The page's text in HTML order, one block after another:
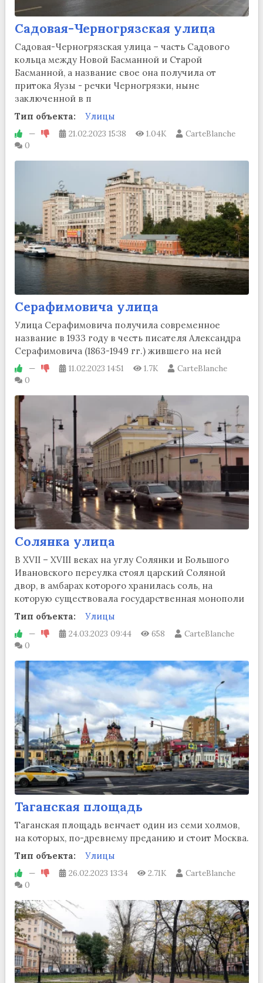
Садовая-Черногрязская улица
Садовая-Черногрязская улица – часть Садового
кольца между Новой Басманной и Старой
Басманной, а название свое она получила от
притока Яузы - речки Черногрязки, ныне
заключенной в п
Тип объекта:
Улицы
— 21.02.2023 15:38 1.04K
CarteBlanche
0
Серафимовича улица
Улица Серафимовича получила современное
название в 1933 году в честь писателя Александра
Серафимовича (1863-1949 гг.) жившего на ней
— 11.02.2023 14:51 1.7K
CarteBlanche
0
Солянка улица
В XVII – XVIII веках на углу Солянки и Большого
Ивановского переулка стоял царский Соляной
двор, в амбарах которого хранилась соль, на
которую существовала государственная монополи
Тип объекта:
Улицы
— 24.03.2023 09:44 658
CarteBlanche
0
Таганская площадь
Таганская площадь венчает один из семи холмов,
на которых, по-древнему преданию и стоит Москва.
Тип объекта:
Улицы
— 26.02.2023 13:34 2.71K
CarteBlanche
0